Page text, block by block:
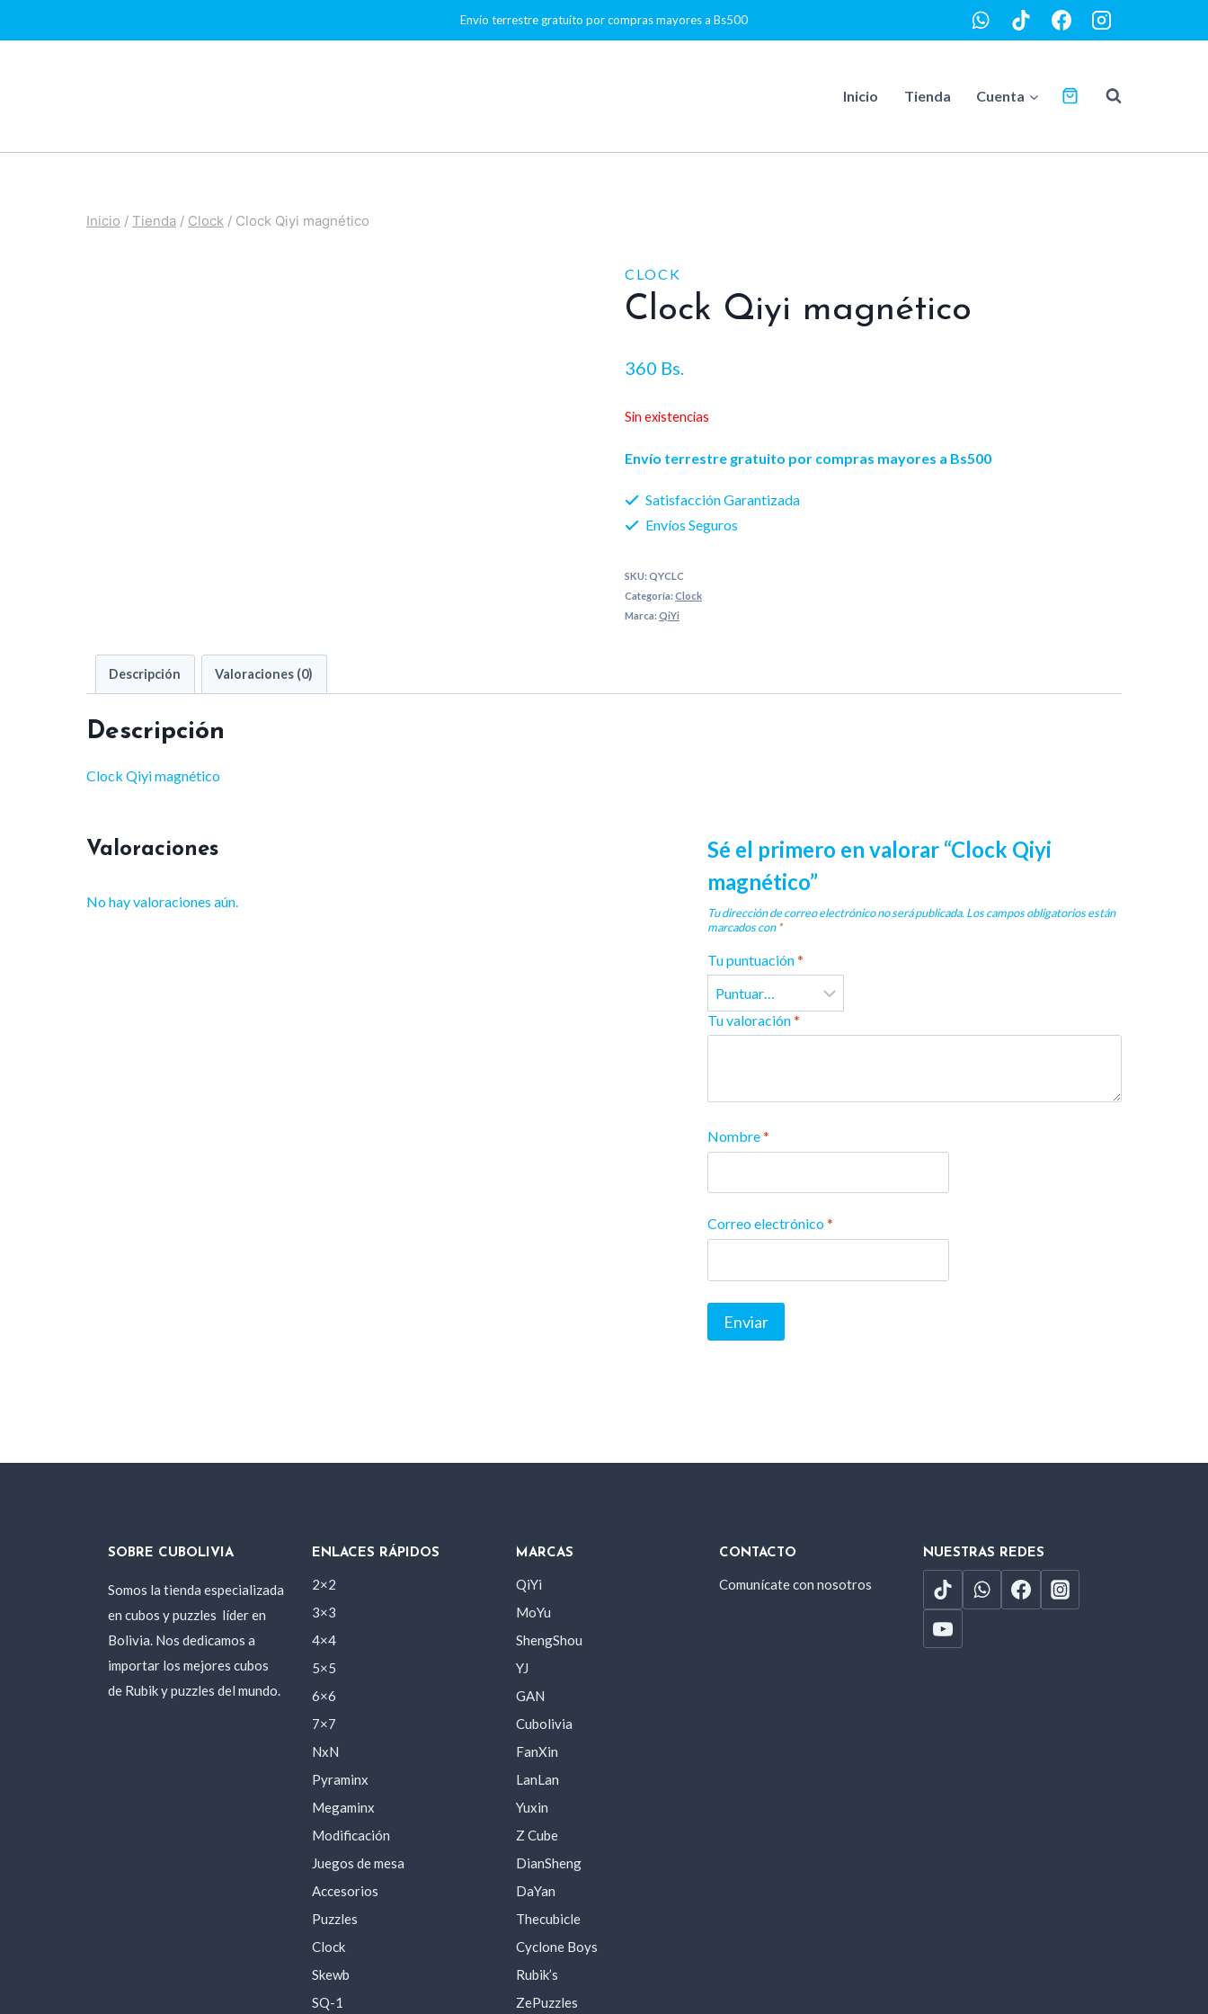
al
Envío terrestre gratuíto por compras mayores a Bs500
Inicio Tienda Cuenta
Inicio / Tienda / Clock / Clock Qiyi magnético
CLOCK
Clock Qiyi magnético
360 Bs.
Sin existencias
Envío terrestre gratuito por compras mayores a Bs500
Satisfacción Garantizada
Envíos Seguros
SKU:QYCLC
Categoría:Clock
Marca:QiYi
Descripción Valoraciones (0)
Descripción
Clock Qiyi magnético
Valoraciones
No hay valoraciones aún.
Sé el primero en valorar “Clock Qiyi
magnético”
Tu dirección de correo electrónico no será publicada.Los campos obligatorios están
marcados con*
Tu puntuación*
Tu valoración*
Nombre*
Correo electrónico*
SOBRE CUBOLIVIA
Somos la tienda especializada
en cubos y puzzles líder en
Bolivia. Nos dedicamos a
importar los mejores cubos
de Rubik y puzzles del mundo.
ENLACES RÁPIDOS
2×2
3×3
4×4
5×5
6×6
7×7
NxN
Pyraminx
Megaminx
Modificación
Juegos de mesa
Accesorios
Puzzles
Clock
Skewb
SQ-1
MARCAS
QiYi
MoYu
ShengShou
YJ
GAN
Cubolivia
FanXin
LanLan
Yuxin
Z Cube
DianSheng
DaYan
Thecubicle
Cyclone Boys
Rubik’s
ZePuzzles
CONTACTO
Comunícate con nosotros
NUESTRAS REDES